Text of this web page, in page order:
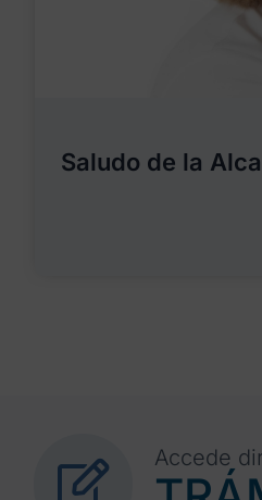
Saludo de la
Accede